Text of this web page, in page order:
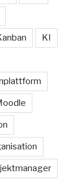
KI